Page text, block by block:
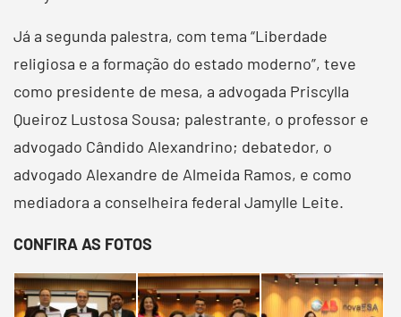
Já a segunda palestra, com tema “Liberdade
religiosa e a formação do estado moderno”, teve
como presidente de mesa, a advogada Priscylla
Queiroz Lustosa Sousa; palestrante, o professor e
advogado Cândido Alexandrino; debatedor, o
advogado Alexandre de Almeida Ramos, e como
mediadora a conselheira federal Jamylle Leite.
CONFIRA AS FOTOS